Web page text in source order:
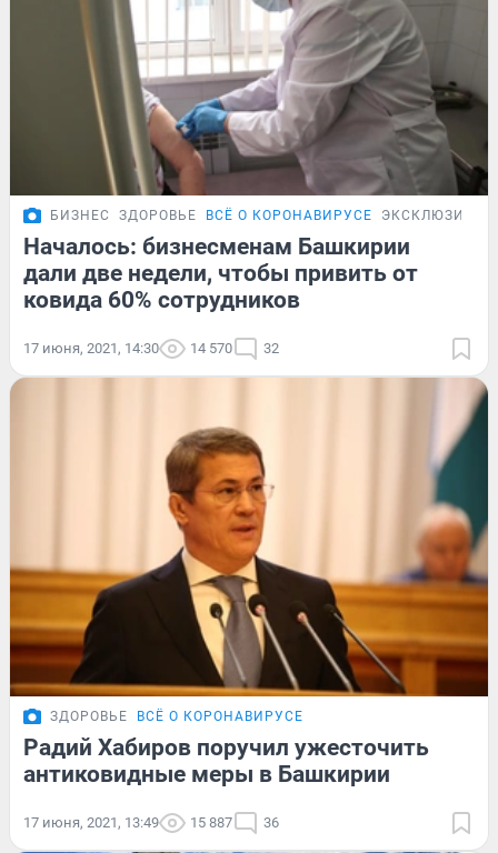
БИЗНЕС ЗДОРОВЬЕ ВСЁ О КОРОНАВИРУСЕ ЭКСКЛЮЗИВ
Началось: бизнесменам Башкирии
дали две недели, чтобы привить от
ковида 60% сотрудников
17 июня, 2021, 14:30 14 570 32
ЗДОРОВЬЕ ВСЁ О КОРОНАВИРУСЕ
Радий Хабиров поручил ужесточить
антиковидные меры в Башкирии
17 июня, 2021, 13:49 15 887 36